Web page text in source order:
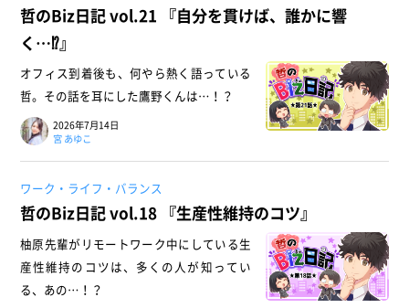
哲のBiz日記 vol.21 『自分を貫けば、誰かに響
く…⁉️』
オフィス到着後も、何やら熱く語っている
哲。その話を耳にした鷹野くんは…！？
2026年7月14日
宮 あゆこ
ワーク・ライフ・バランス
哲のBiz日記 vol.18 『生産性維持のコツ』
柚原先輩がリモートワーク中にしている生
産性維持のコツは、多くの人が知ってい
る、あの…！？